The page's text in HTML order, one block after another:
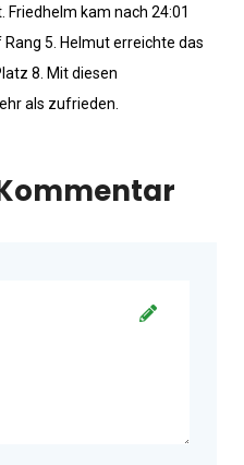
Friedhelm kam nach 24:01
5. Helmut erreichte das
8. Mit diesen
als zufrieden.